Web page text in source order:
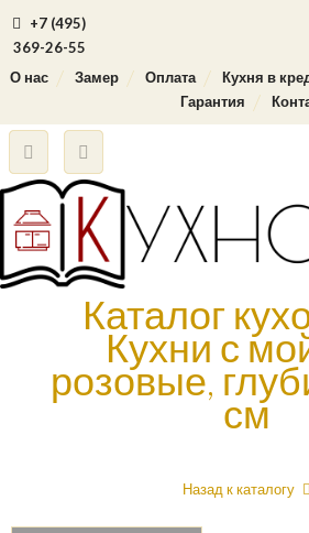
+7 (495)
369-26-55
О нас
Замер Оплата Кухня в
Гарантия
Каталог
Кухни с
розовые,
см
Назад к каталогу